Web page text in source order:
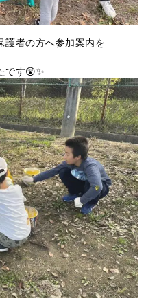
護者の方へ参加案内を
です😲✨